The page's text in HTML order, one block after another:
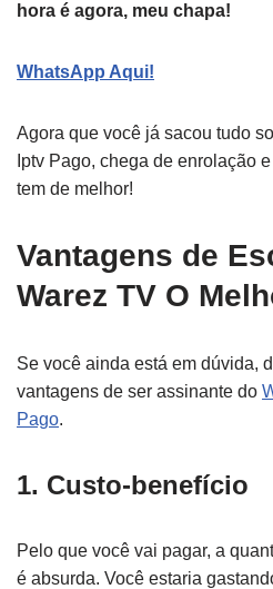
hora é agora, meu chapa!
WhatsApp Aqui!
Agora que você já sacou tudo
Iptv Pago, chega de enrolação
tem de melhor!
Vantagens de
Warez TV O
Se você ainda está em dúvida,
vantagens de ser assinante do
Pago.
1. Custo-benefício
Pelo que você vai pagar, a
é absurda. Você estaria